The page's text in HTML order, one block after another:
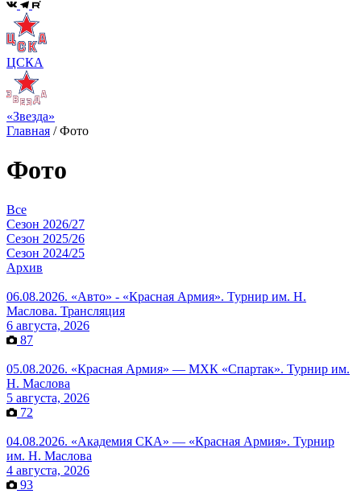
ЦСКА
«Звезда»
Главная /Фото
Фото
Все
Сезон 2026/27
Сезон 2025/26
Сезон 2024/25
Архив
06.08.2026. «Авто» - «Красная Армия». Турнир им. Н.
Маслова. Трансляция
6 августа, 2026
87
05.08.2026. «Красная Армия» — МХК «Спартак». Турнир им.
Н. Маслова
5 августа, 2026
72
04.08.2026. «Академия СКА» — «Красная Армия». Турнир
им. Н. Маслова
4 августа, 2026
93